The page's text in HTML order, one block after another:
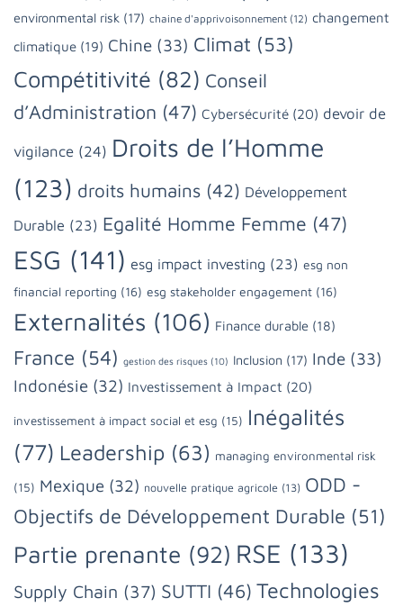
environmental risk (17) chaine d'apprivoisonnement (12) changement
climatique (19) Chine (33) Climat (53)
Compétitivité (82) Conseil
d’Administration (47) Cybersécurité (20) devoir de
vigilance (24) Droits de l’Homme
(123) droits humains (42) Développement
Durable (23) Egalité Homme Femme (47)
ESG (141) esg impact investing (23) esg non
financial reporting (16) esg stakeholder engagement (16)
Externalités (106) Finance durable (18)
France (54) gestion des risques (10) Inclusion (17) Inde (33)
Indonésie (32) Investissement à Impact (20)
investissement à impact social et esg (15) Inégalités
(77) Leadership (63) managing environmental risk
(15) Mexique (32) nouvelle pratique agricole (13) ODD -
Objectifs de Développement Durable (51)
Partie prenante (92) RSE (133)
Supply Chain (37) SUTTI (46) Technologies